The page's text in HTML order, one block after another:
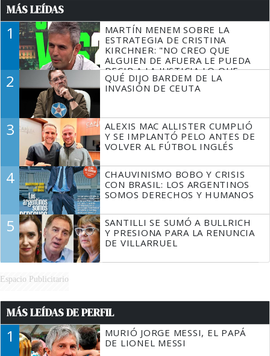
MÁS LEÍDAS
1
MARTÍN MENEM SOBRE LA
ESTRATEGIA DE CRISTINA
KIRCHNER: "NO CREO QUE
ALGUIEN DE AFUERA LE PUEDA
DECIR A LA JUSTICIA LO QUE
TIENE QUE HACER"
2
QUÉ DIJO BARDEM DE LA
INVASIÓN DE CEUTA
3
ALEXIS MAC ALLISTER CUMPLIÓ
Y SE IMPLANTÓ PELO ANTES DE
VOLVER AL FÚTBOL INGLÉS
4
CHAUVINISMO BOBO Y CRISIS
CON BRASIL: LOS ARGENTINOS
SOMOS DERECHOS Y HUMANOS
5
SANTILLI SE SUMÓ A BULLRICH
Y PRESIONA PARA LA RENUNCIA
DE VILLARRUEL
Espacio Publicitario
MÁS LEÍDAS DE PERFIL
1
MURIÓ JORGE MESSI, EL PAPÁ
DE LIONEL MESSI